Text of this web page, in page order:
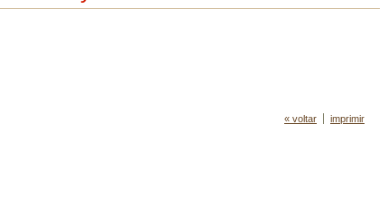
imprimir
« voltar